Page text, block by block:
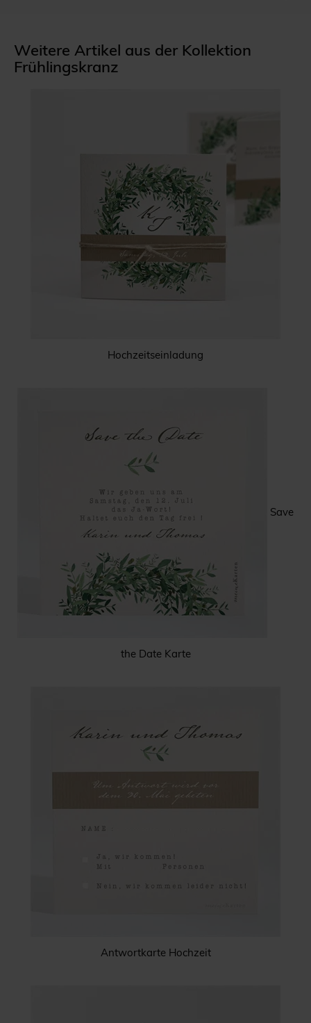
Weitere Artikel aus der Kollektion
Frühlingskranz
Hochzeitseinladung
Save
the Date Karte
Antwortkarte Hochzeit